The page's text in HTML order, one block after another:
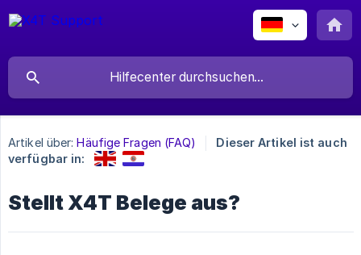
Artikel über: Häufige Fragen (FAQ)
Dieser Artikel ist auch
verfügbar in:
Stellt X4T Belege aus?